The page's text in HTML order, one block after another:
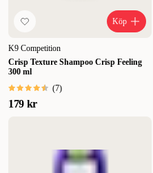
Köp
K9 Competition
Crisp Texture Shampoo Crisp Feeling
300 ml
(7)
179 kr